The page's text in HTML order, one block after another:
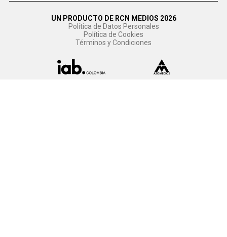
UN PRODUCTO DE RCN MEDIOS 2026
Política de Datos Personales
Política de Cookies
Términos y Condiciones